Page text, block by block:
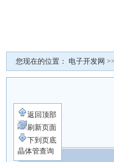
您现在的位置： 电子开发网 >>
图片简介
返回顶部
刷新页面
下到页底
晶体管查询